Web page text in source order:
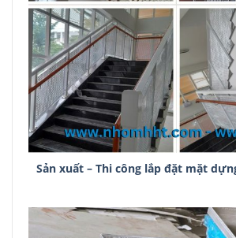
Sản xuất – Thi công lắp đặt mặt